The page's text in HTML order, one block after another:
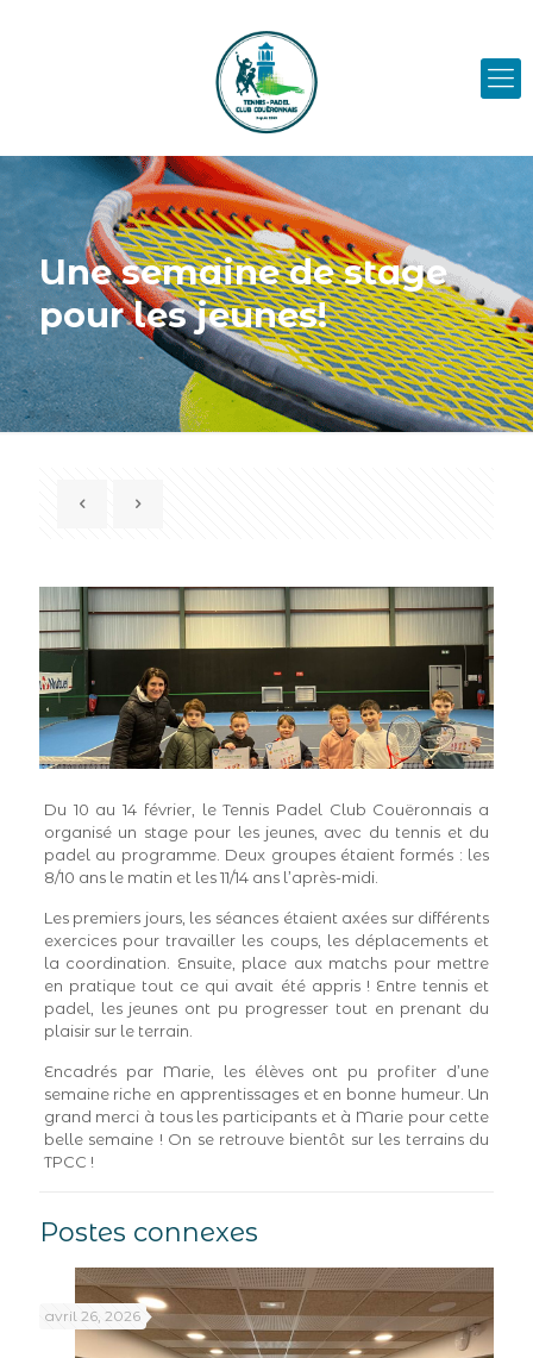
Une semaine de stage
pour les jeunes!
Du 10 au 14 février, le Tennis Padel Club Couëronnais a
organisé un stage pour les jeunes, avec du tennis et du
padel au programme. Deux groupes étaient formés : les
8/10 ans le matin et les 11/14 ans l’après-midi.
Les premiers jours, les séances étaient axées sur différents
exercices pour travailler les coups, les déplacements et
la coordination. Ensuite, place aux matchs pour mettre
en pratique tout ce qui avait été appris ! Entre tennis et
padel, les jeunes ont pu progresser tout en prenant du
plaisir sur le terrain.
Encadrés par Marie, les élèves ont pu profiter d’une
semaine riche en apprentissages et en bonne humeur. Un
grand merci à tous les participants et à Marie pour cette
belle semaine ! On se retrouve bientôt sur les terrains du
TPCC !
Postes connexes
avril 26, 2026